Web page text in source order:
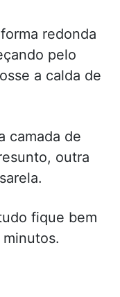
redonda
pelo
a calda de
camada de
outra
fique bem